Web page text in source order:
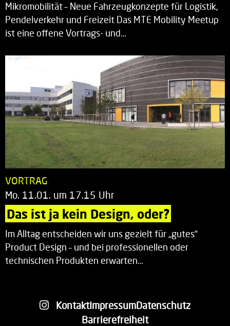
Mikromobilität – Neue Fahrzeugkonzepte für Logistik,
Pendelverkehr und Freizeit Das MTE Mobility Meetup
ist eine offene Vortrags- und…
VORTRAG
Mo. 11.01. um 17.15 Uhr
Das ist ja kein Design, oder?
Im Alltag entscheiden wir uns gezielt für „gutes“
Product Design – und bei professionellen oder
technischen Produkten erwarten…
KontaktImpressumDatenschutz
Barrierefreiheit